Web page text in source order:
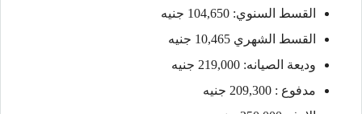
القسط السنوي: 104,650 جنيه
القسط الشهري 10,465 جنيه
وديعة الصيانه: 219,000 جنيه
مدفوع : 209,300 جنيه